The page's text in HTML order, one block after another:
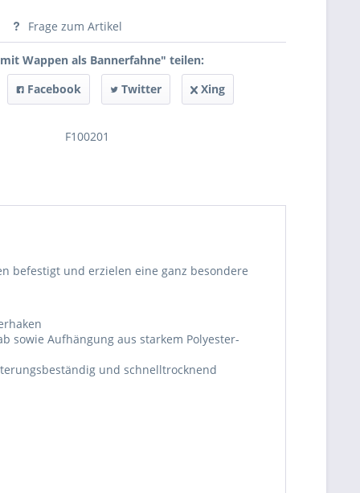
Frage zum Artikel
Wappen als Bannerfahne" teilen:
Facebook Twitter Xing
F100201
befestigt und erzielen eine ganz besondere
sowie Aufhängung aus starkem Polyester-
und schnelltrocknend